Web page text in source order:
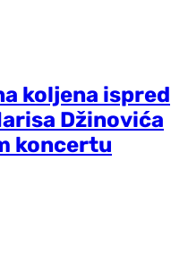
koljena ispred
Džinovića
koncertu